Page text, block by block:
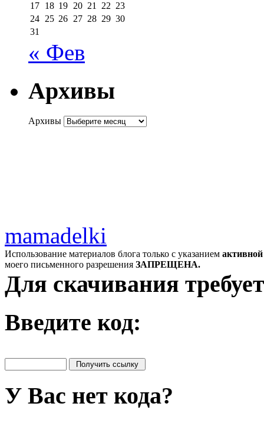
17 18 19 20 21 22 23
24 25 26 27 28 29 30
31
« Фев
Архивы
Архивы
mamadelki
Использование материалов блога только с указанием
моего письменного разрешения ЗАПРЕЩЕНА.
Для скачивания
Введите код:
У Вас нет кода?